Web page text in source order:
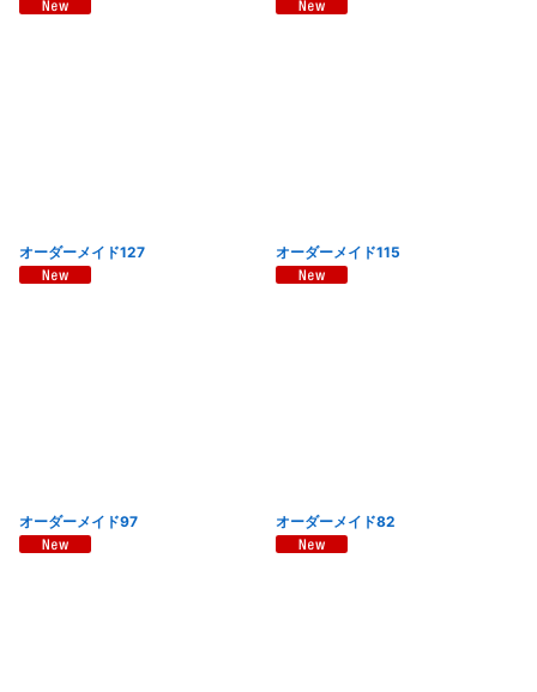
オーダーメイド127 オーダーメイド115
オーダーメイド97 オーダーメイド82